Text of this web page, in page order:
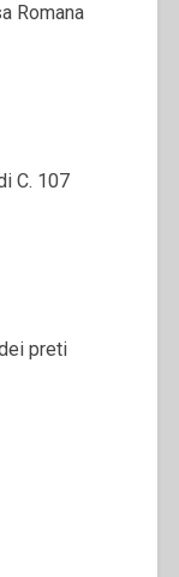
Romana
C. 107
preti